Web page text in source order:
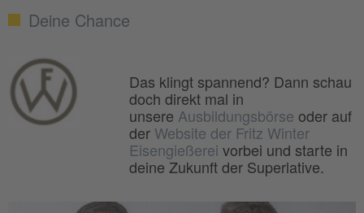
Deine Chance
Das klingt spannend? Dann schau
doch direkt mal in
unsere Ausbildungsbörse oder auf
der Website der Fritz Winter
Eisengießerei vorbei und starte in
deine Zukunft der Superlative.